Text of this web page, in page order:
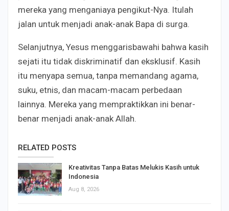
mereka yang menganiaya pengikut-Nya. Itulah
jalan untuk menjadi anak-anak Bapa di surga.
Selanjutnya, Yesus menggarisbawahi bahwa kasih
sejati itu tidak diskriminatif dan eksklusif. Kasih
itu menyapa semua, tanpa memandang agama,
suku, etnis, dan macam-macam perbedaan
lainnya. Mereka yang mempraktikkan ini benar-
benar menjadi anak-anak Allah.
RELATED POSTS
Kreativitas Tanpa Batas Melukis Kasih untuk
Indonesia
Aug 8, 2026